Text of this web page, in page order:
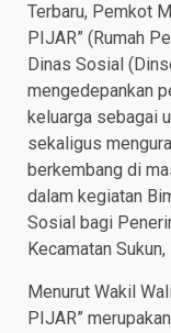
Terbaru, Pemkot
PIJAR” (Rumah
Dinas Sosial
mengedepankan
keluarga sebagai
sekaligus
berkembang di
dalam kegiatan
Sosial bagi
Kecamatan
Menurut Wakil
PIJAR”